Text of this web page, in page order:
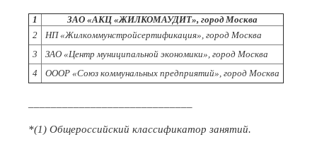
1
ЗАО «АКЦ «ЖИЛКОМАУДИТ», город Москва
2
НП «Жилкоммунстройсертификация», город Москва
3
ЗАО «Центр муниципальной экономики», город Москва
4
ОООР «Союз коммунальных предприятий», город Москва
*(1) Общероссийский классификатор занятий.